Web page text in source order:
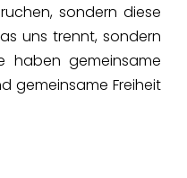
sondern diese
uns trennt, sondern
haben gemeinsame
gemeinsame Freiheit